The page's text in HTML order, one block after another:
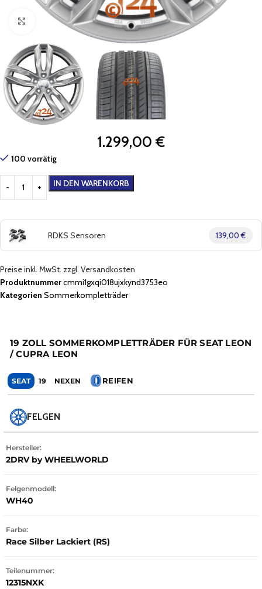
Zum Vergrößern klicken
1.299,00 €
100 vorrätig
IN DEN WARENKORB
RDKS Sensoren 139,00 €
Preise inkl. MwSt. zzgl. Versandkosten
Produktnummercmmi1gxqi018ujxkynd3753eo
Kategorien Sommerkompletträder
19 ZOLL SOMMERKOMPLETTRÄDER FÜR SEAT LEON
/ CUPRA LEON
SEAT 19 NEXEN REIFEN
FELGEN
Hersteller:
2DRV by WHEELWORLD
Felgenmodell:
WH40
Farbe:
Race Silber Lackiert (RS)
Teilenummer:
12315NXK